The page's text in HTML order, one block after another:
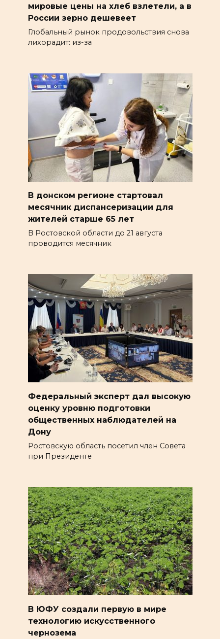
мировые цены на хлеб взлетели, а в
России зерно дешевеет
Глобальный рынок продовольствия снова
лихорадит: из-за
В донском регионе стартовал
месячник диспансеризации для
жителей старше 65 лет
В Ростовской области до 21 августа
проводится месячник
Федеральный эксперт дал высокую
оценку уровню подготовки
общественных наблюдателей на
Дону
Ростовскую область посетил член Совета
при Президенте
В ЮФУ создали первую в мире
технологию искусственного
чернозема